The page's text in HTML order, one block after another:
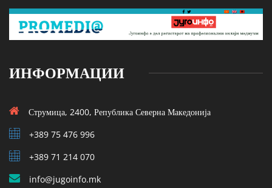
ИНФОРМАЦИИ
Струмица, 2400, Република Северна Македонија
+389 75 476 996
+389 71 214 070
info@jugoinfo.mk